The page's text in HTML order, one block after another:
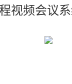
视频会议